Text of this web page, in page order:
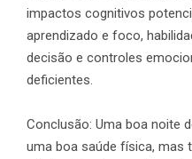
impactos cognitivos
aprendizado e foco,
decisão e controles
deficientes.
Conclusão: Uma boa noite
uma boa saúde física, mas